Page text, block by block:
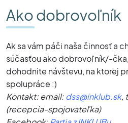
Ako dobrovoľník
Ak sa vám páči naša činnosť a
súčasťou ako dobrovoľník/-
dohodnite návštevu, na ktorej
spolupráce :)
Kontakt: email:dss@inklub.sk,
(recepcia-spojovateľka)